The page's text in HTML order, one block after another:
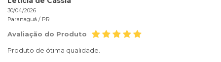
30/04/2026
Paranaguá / PR
Avaliação do Produto
Produto de ótima qualidade.